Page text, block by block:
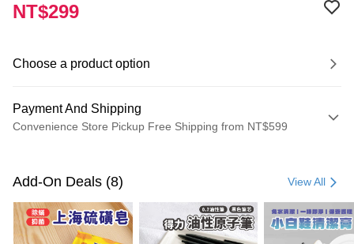
NT$299
Choose a product option
Payment And Shipping
Convenience Store Pickup Free Shipping from NT$599
Credit Card (Full Payment)
Convenience Store Pickup and Pay
LINE Pay
Add-On Deals (8) View All